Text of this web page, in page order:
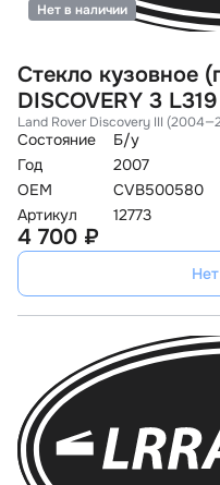
Стекло кузовное
DISCOVERY 3 L319
Land Rover Discovery III
Состояние
Б/у
Год
2007
OEM
CVB500580
Артикул
12773
Нет в наличии
4 700 ₽